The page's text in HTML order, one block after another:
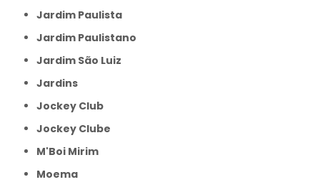
Jardim Paulista
Jardim Paulistano
Jardim São Luiz
Jardins
Jockey Club
Jockey Clube
M'Boi Mirim
Moema